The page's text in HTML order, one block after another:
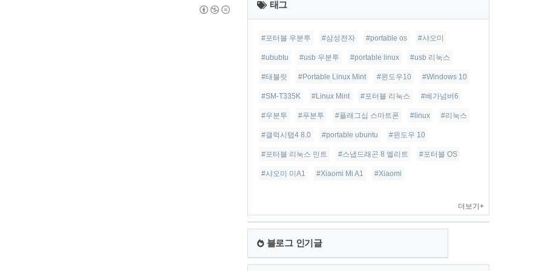
글 태그
#포터블 우분투 #삼성전자 #portable os #샤오미
#ububtu #usb 우분투 #portable linux #usb 리눅스
#태블릿 #Portable Linux Mint #윈도우10 #Windows 10
#SM-T335K #Linux Mint #포터블 리눅스 #베가넘버6
#우분투 #푸분투 #플래그십 스마트폰 #linux #리눅스
#갤럭시탭4 8.0 #portable ubuntu #윈도우 10
#포터블 리눅스 민트 #스냅드래곤 8 엘리트 #포터블 OS
#샤오미 미A1 #Xiaomi Mi A1 #Xiaomi
더보기+
블로그 인기글